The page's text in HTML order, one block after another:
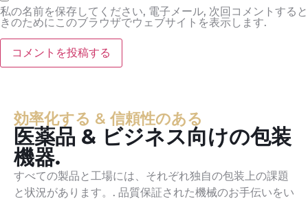
私の名前を保存してください, 電子メール, 次回コメントすると
きのためにこのブラウザでウェブサイトを表示します.
効率化する & 信頼性のある
医薬品 & ビジネス向けの包装
機器.
すべての製品と工場には、それぞれ独自の包装上の課題
と状況があります。. 品質保証された機械のお手伝いをい